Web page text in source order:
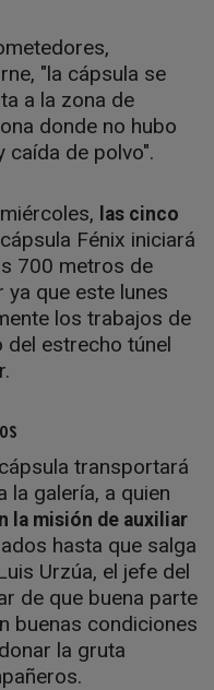
"la cápsula se
a la zona de
donde no hubo
caída de polvo".
las cinco
Fénix iniciará
700 metros de
que este lunes
los trabajos de
estrecho túnel
transportará
la galería, a quien
la misión de auxiliar
hasta que salga
Urzúa, el jefe del
de que buena parte
buenas condiciones
la gruta